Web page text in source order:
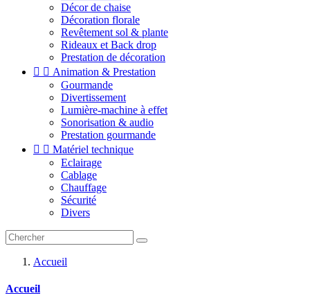
Décor de chaise
Décoration florale
Revêtement sol & plante
Rideaux et Back drop
Prestation de décoration
  Animation & Prestation
Gourmande
Divertissement
Lumière-machine à effet
Sonorisation & audio
Prestation gourmande
  Matériel technique
Eclairage
Cablage
Chauffage
Sécurité
Divers
Accueil
Accueil